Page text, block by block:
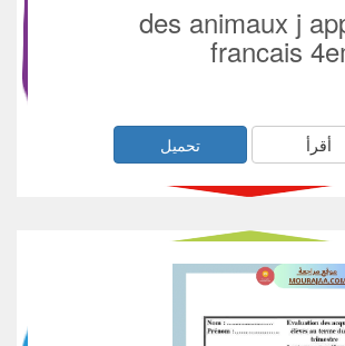
des animaux j
francais
أقرأ تحميل